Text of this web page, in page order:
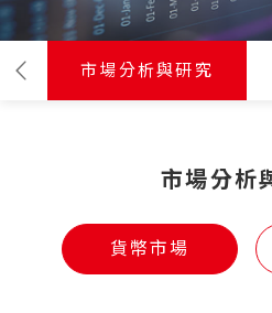
市場分析與研究
市場分析
貨幣市場